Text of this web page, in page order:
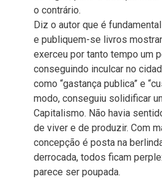
o contrário.
Diz o autor que é
e publiquem-se livros
exerceu por tanto tempo um
conseguindo inculcar no
como “gastança publica” e
modo, conseguiu solidificar
Capitalismo. Não havia
de viver e de produzir. Com
concepção é posta na
derrocada, todos ficam
parece ser poupada.